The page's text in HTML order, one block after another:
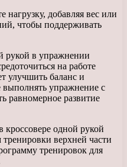
нагрузку, добавляя вес или
чтобы поддерживать
рукой в упражнении
на работе
улучшить баланс и
упражнение с
равномерное развитие
кроссовере одной рукой
верхней части
тренировок для